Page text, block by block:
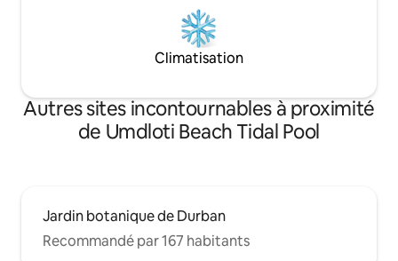
Climatisation
Autres sites incontournables à proximité
de Umdloti Beach Tidal Pool
Jardin botanique de Durban
Recommandé par 167 habitants